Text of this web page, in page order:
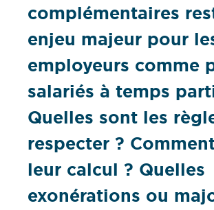
complémentaires
enjeu majeur pour
employeurs comme
salariés à temps
Quelles sont les
respecter ?
leur calcul ? Quelles
exonérations ou